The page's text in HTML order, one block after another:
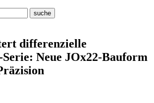
differenzielle
Neue JOx22-Bauform